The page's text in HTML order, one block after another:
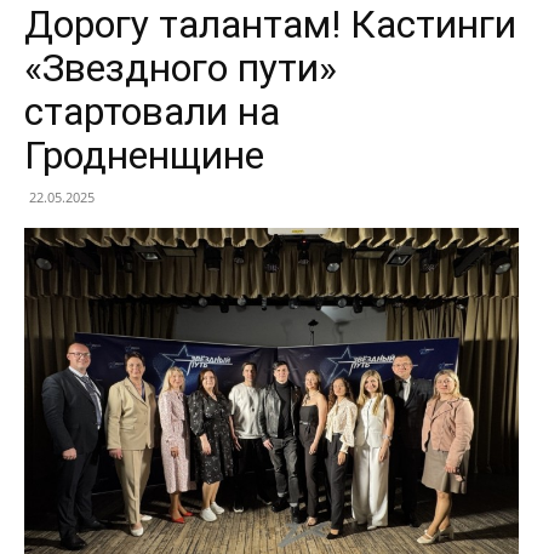
Дорогу талантам! Кастинги
«Звездного пути»
стартовали на
Гродненщине
22.05.2025